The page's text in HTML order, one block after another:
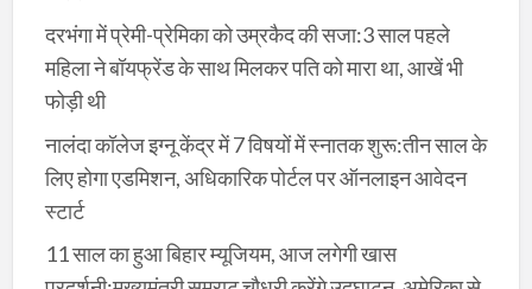
दरभंगा में प्रेमी-प्रेमिका को उम्रकैद की सजा:3 साल पहले
महिला ने बॉयफ्रेंड के साथ मिलकर पति को मारा था, आखें भी
फोड़ी थी
नालंदा कॉलेज इग्नू केंद्र में 7 विषयों में स्नातक शुरू:तीन साल के
लिए होगा एडमिशन, अधिकारिक पोर्टल पर ऑनलाइन आवेदन
स्टार्ट
11 साल का हुआ बिहार म्यूजियम, आज लगेगी खास